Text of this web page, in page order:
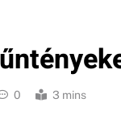
0 3 mins